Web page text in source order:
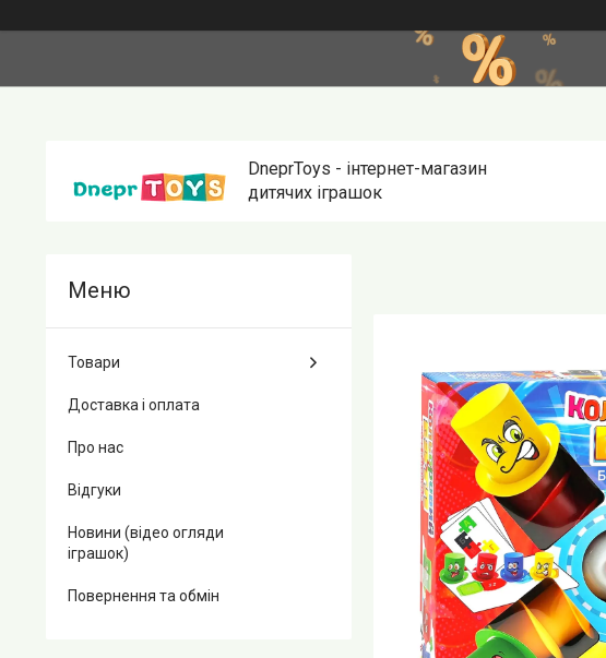
DneprToys - інтернет-магазин
дитячих іграшок
Товари
Доставка і оплата
Про нас
Відгуки
Новини (відео огляди
іграшок)
Повернення та обмін